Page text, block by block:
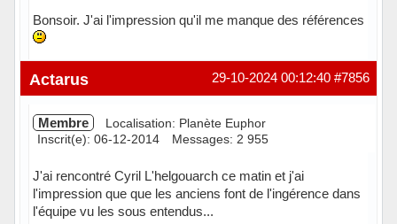
Bonsoir. J'ai l'impression qu'il me manque des références
Hors ligne #7856
29-10-2024 00:12:40
Actarus
Membre
Localisation: Planète Euphor
Inscrit(e): 06-12-2014
Messages: 2 955
J'ai rencontré Cyril L'helgouarch ce matin et j'ai
l'impression que que les anciens font de l'ingérence dans
l'équipe vu les sous entendus...